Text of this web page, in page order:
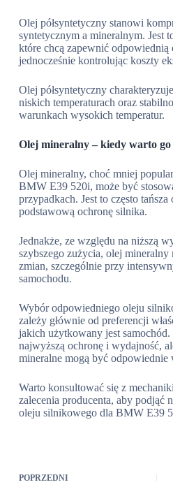
Olej półsyntetyczny stanowi
syntetycznym a mineralnym. Jest
które chcą zapewnić odpowiednią
jednocześnie kontrolując koszty
Olej półsyntetyczny
niskich temperaturach oraz
warunkach wysokich temperatur.
Olej mineralny – kiedy warto
Olej mineralny, choć mniej
BMW E39 520i, może być
przypadkach. Jest to często
podstawową ochronę silnika.
Jednakże, ze względu na niższą
szybszego zużycia, olej mineralny
zmian, szczególnie przy
samochodu.
Wybór odpowiedniego oleju
zależy głównie od preferencji
jakich użytkowany jest
najwyższą ochronę i wydajność,
mineralne mogą być
Warto konsultować się z
zalecenia producenta, aby podjąć
oleju silnikowego dla BMW E39
POPRZEDNI